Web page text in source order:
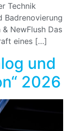
Technik
Badrenovierung
NewFlush Das
eines […]
und
2026